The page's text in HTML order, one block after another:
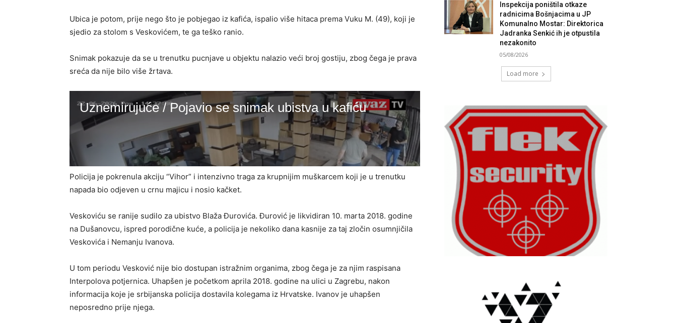
Ubica je potom, prije nego što je pobjegao iz kafića, ispalio više hitaca prema Vuku M. (49), koji je
sjedio za stolom s Veskovićem, te ga teško ranio.
Snimak pokazuje da se u trenutku pucnjave u objektu nalazio veći broj gostiju, zbog čega je prava
sreća da nije bilo više žrtava.
Policija je pokrenula akciju “Vihor” i intenzivno traga za krupnijim muškarcem koji je u trenutku
napada bio odjeven u crnu majicu i nosio kačket.
Veskoviću se ranije sudilo za ubistvo Blaža Đurovića. Đurović je likvidiran 10. marta 2018. godine
na Dušanovcu, ispred porodične kuće, a policija je nekoliko dana kasnije za taj zločin osumnjičila
Veskovića i Nemanju Ivanova.
U tom periodu Vesković nije bio dostupan istražnim organima, zbog čega je za njim raspisana
Interpolova potjernica. Uhapšen je početkom aprila 2018. godine na ulici u Zagrebu, nakon
informacija koje je srbijanska policija dostavila kolegama iz Hrvatske. Ivanov je uhapšen
neposredno prije njega.
Inspekcija poništila otkaze
radnicima Bošnjacima u JP
Komunalno Mostar: Direktorica
Jadranka Senkić ih je otpustila
nezakonito
05/08/2026
Load more